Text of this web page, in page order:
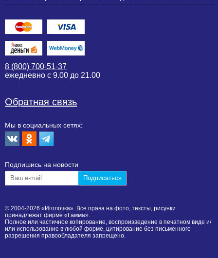
8 (800) 700-51-37
ежедневно с 9.00 до 21.00
Обратная связь
Мы в социальных сетях:
Подпишиcь на новости
© 2004-2026 «Иголочка». Все права на фото, тексты, рисунки
принадлежат фирме «Гамма».
Полное или частичное копирование, воспроизведение в печатном виде и/
или использование в любой форме, цитирование без письменного
разрешения правообладателя запрещено.